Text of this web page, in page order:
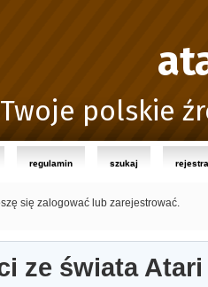
Twoje polskie
regulamin szukaj
się zalogować lub zarejestrować.
ze świata Atari